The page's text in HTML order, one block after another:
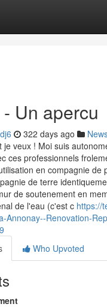
Un apercu
322 days ago
je veux ! Moi suis
ces professionnels
en compagnie de
de terre
de soutenement en
de l'eau (c'est c https://
Annonay--Renovation-
Who Upvoted